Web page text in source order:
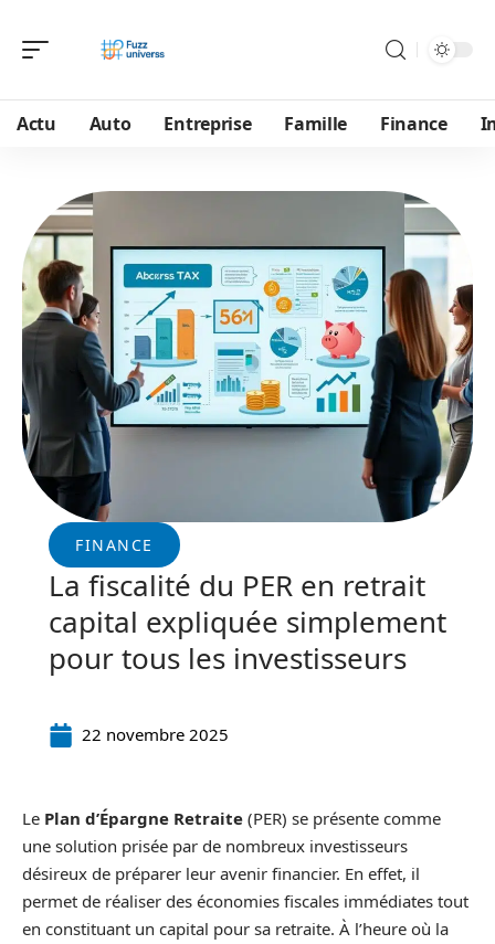
Actu Auto Entreprise Famille Finance
FINANCE
La fiscalité du PER en retrait
capital expliquée simplement
pour tous les investisseurs
22 novembre 2025
Le Plan d’Épargne Retraite (PER) se présente comme
une solution prisée par de nombreux investisseurs
désireux de préparer leur avenir financier. En effet, il
permet de réaliser des économies fiscales immédiates tout
en constituant un capital pour sa retraite. À l’heure où la